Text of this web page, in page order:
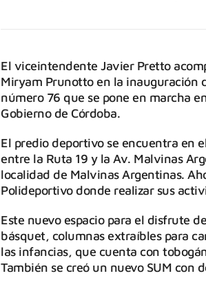
El viceintendente Javier Pretto
Miryam Prunotto en la inauguración
número 76 que se pone en marcha
Gobierno de Córdoba.
El predio deportivo se encuentra en
entre la Ruta 19 y la Av. Malvinas
localidad de Malvinas Argentinas.
Polideportivo donde realizar sus
Este nuevo espacio para el disfrute
básquet, columnas extraíbles para
las infancias, que cuenta con
También se creó un nuevo SUM con